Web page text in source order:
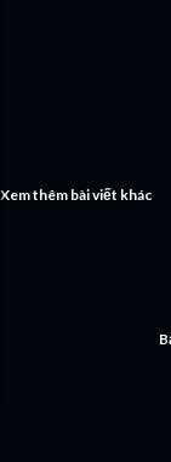
Xem thêm bài viết khác